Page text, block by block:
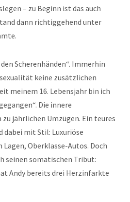
– zu Beginn ist das auch
dann richtiggehend unter
Scherenhänden“. Immerhin
keine zusätzlichen
meinem 16. Lebensjahr bin ich
Die innere
jährlichen Umzügen. Ein teures
dabei mit Stil: Luxuriöse
Oberklasse-Autos. Doch
seinen somatischen Tribut:
Andy bereits drei Herzinfarkte